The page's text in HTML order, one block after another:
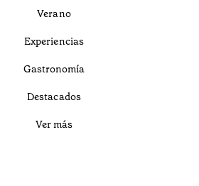
Verano
Experiencias
Gastronomía
Destacados
Ver más